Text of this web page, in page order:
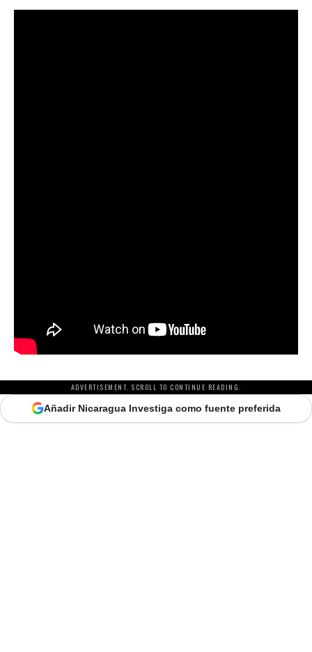
ADVERTISEMENT. SCROLL TO CONTINUE READING.
Añadir Nicaragua Investiga como fuente preferida